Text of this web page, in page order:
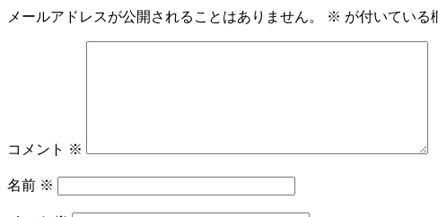
メールアドレスが公開されることはありません。 ※ が付いている
コメント ※
名前 ※